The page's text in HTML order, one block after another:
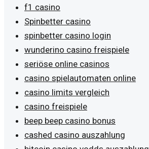
f1 casino
Spinbetter casino
spinbetter casino login
wunderino casino freispiele
seriöse online casinos
casino spielautomaten online
casino limits vergleich
casino freispiele
beep beep casino bonus
cashed casino auszahlung